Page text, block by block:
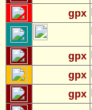
gpx
gpx
gpx
gpx